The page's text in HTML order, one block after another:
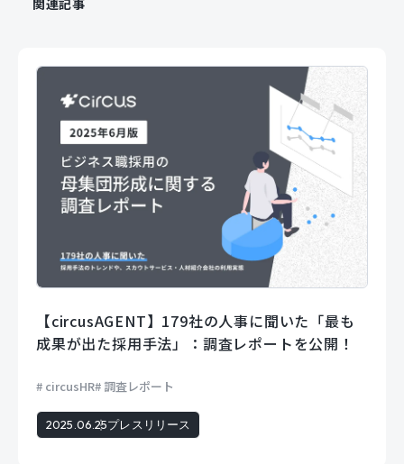
関連記事
【circusAGENT】179社の人事に聞いた「最も
成果が出た採用手法」：調査レポートを公開！
circusHR 調査レポート
2025.06.25プレスリリース